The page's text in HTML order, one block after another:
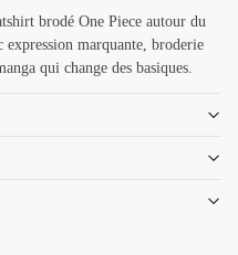
brodé One Piece autour du
marquante, broderie
qui change des basiques.